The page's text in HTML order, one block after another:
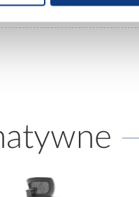
wysokość: Tak